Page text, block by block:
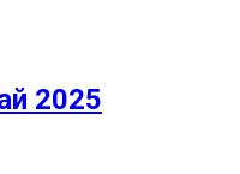
2025